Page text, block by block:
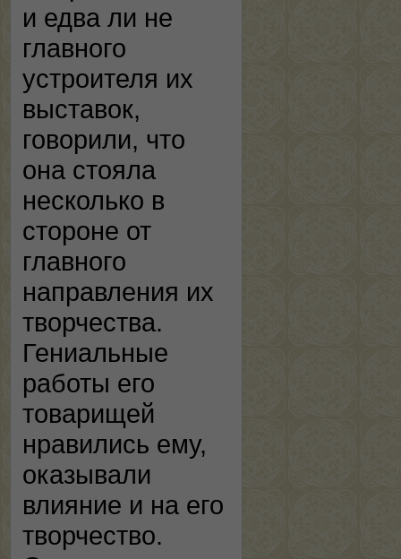
и едва ли не
главного
устроителя их
выставок,
говорили, что
она стояла
несколько в
стороне от
главного
направления их
творчества.
Гениальные
работы его
товарищей
нравились ему,
оказывали
влияние и на его
творчество.